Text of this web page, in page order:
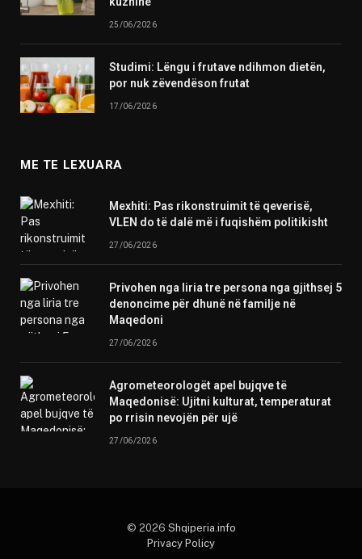
25/06/2026
Studimi: Lëngu i frutave ndihmon dietën,
por nuk zëvendëson frutat
17/06/2026
ME TE LEXUARA
Mexhiti: Pas rikonstruimit të qeverisë,
VLEN do të dalë më i fuqishëm politikisht
27/06/2026
Privohen nga liria tre persona nga gjithsej 5
denoncime për dhunë në familje në
Maqedoni
27/06/2026
Agrometeorologët apel bujqve të
Maqedonisë: Ujitni kulturat, temperaturat
po rrisin nevojën për ujë
27/06/2026
© 2026 Shqiperia.info
Privacy Policy